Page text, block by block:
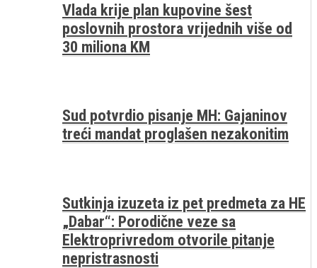
Vlada krije plan kupovine šest
poslovnih prostora vrijednih više od
30 miliona KM
Sud potvrdio pisanje MH: Gajaninov
treći mandat proglašen nezakonitim
Sutkinja izuzeta iz pet predmeta za HE
„Dabar“: Porodične veze sa
Elektroprivredom otvorile pitanje
nepristrasnosti